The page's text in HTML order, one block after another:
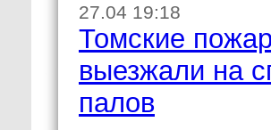
27.04 19:18
Томские
выезжали на
палов